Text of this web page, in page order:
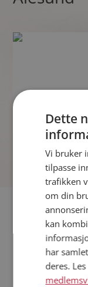
Fler single
Flere singlemenn
Kvinner fra Ålesund
Date kvinner i
Date menn i Norge
Dette
Vi bruker
tilpasse
trafikken
om din
kan
har
deres.